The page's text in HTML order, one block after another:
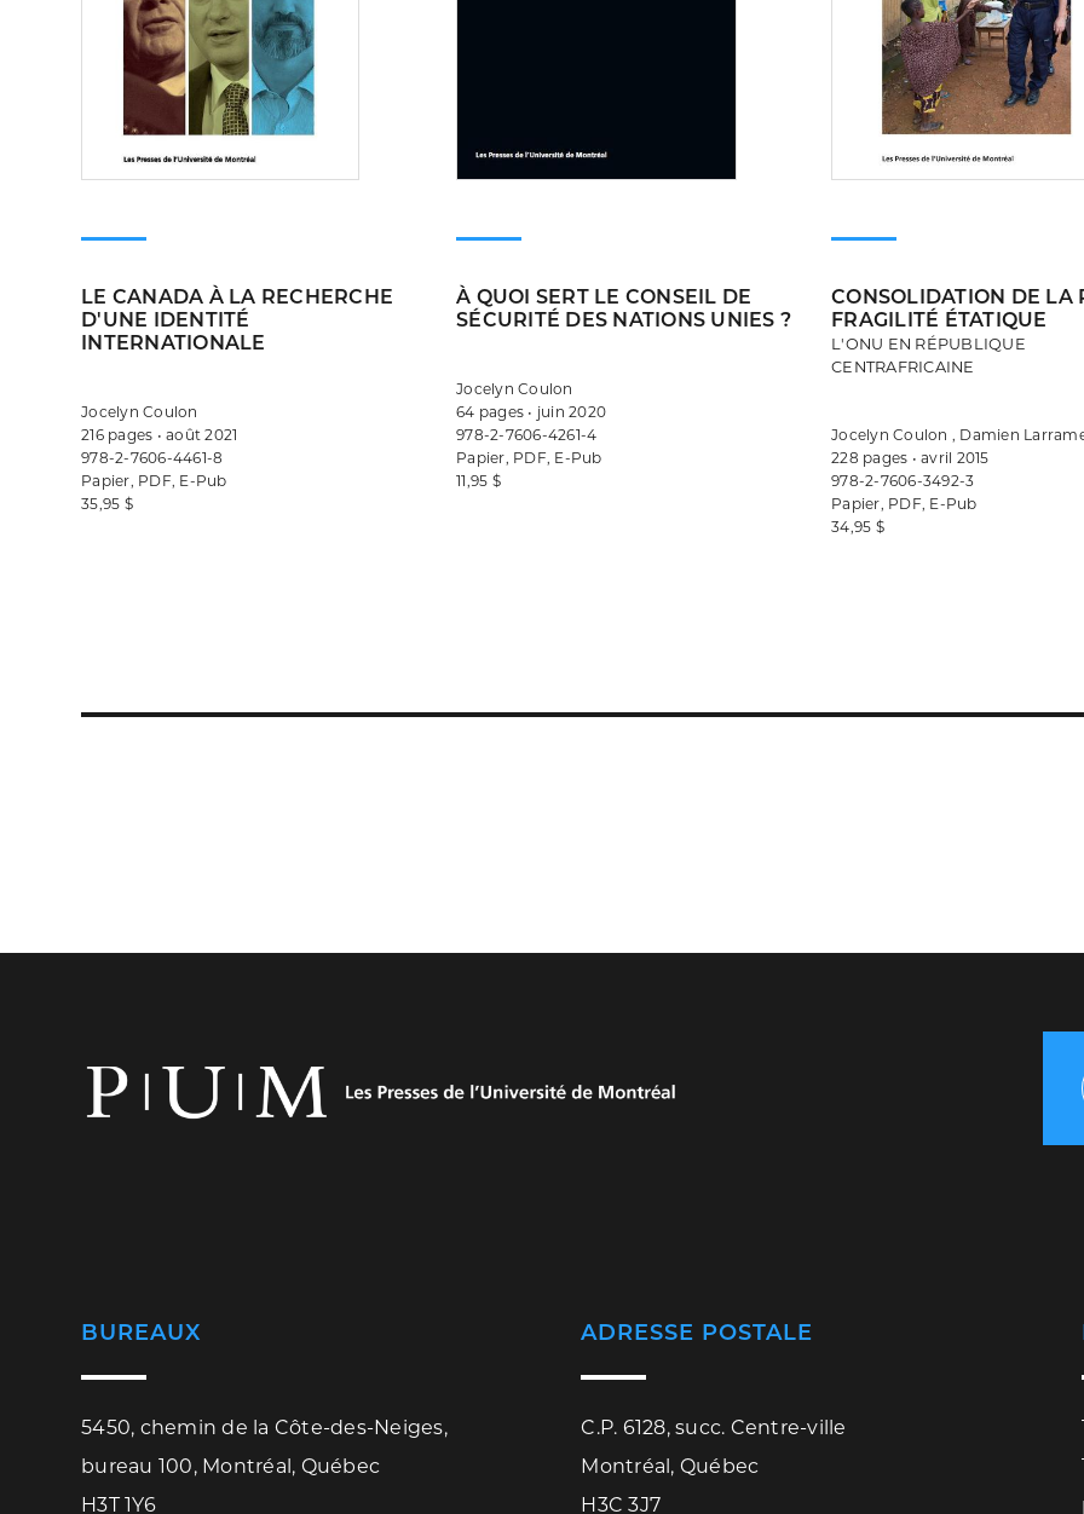
LE CANADA À LA RECHERCHE
D'UNE IDENTITÉ
INTERNATIONALE
Jocelyn Coulon
216 pages • août 2021
978-2-7606-4461-8
Papier, PDF, E-Pub
35,95 $
À QUOI SERT LE CONSEIL DE
SÉCURITÉ DES NATIONS UNIES ?
Jocelyn Coulon
64 pages • juin 2020
978-2-7606-4261-4
Papier, PDF, E-Pub
11,95 $
CONSOLIDATION DE LA
FRAGILITÉ ÉTATIQUE
L'ONU EN RÉPUBLIQUE
CENTRAFRICAINE
Jocelyn Coulon , Damien
228 pages • avril 2015
978-2-7606-3492-3
Papier, PDF, E-Pub
34,95 $
BUREAUX
5450, chemin de la Côte-des-Neiges,
bureau 100, Montréal, Québec
H3T 1Y6
ADRESSE POSTALE
C.P. 6128, succ. Centre-ville
Montréal, Québec
H3C 3J7